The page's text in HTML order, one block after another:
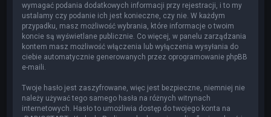
wymagać podania dodatkowych informacji przy rejestracji, i to my
ustalamy czy podanie ich jest konieczne, czy nie. W każdym
przypadku, masz możliwość wybrania, które informacje o twoim
koncie są wyświetlane publicznie. Co więcej, w panelu zarządzania
kontem masz możliwość włączenia lub wyłączenia wysyłania do
ciebie automatycznie generowanych przez oprogramowanie phpBB
e-maili.
Twoje hasło jest zaszyfrowane, więc jest bezpieczne, niemniej nie
należy używać tego samego hasła na różnych witrynach
internetowych. Hasło to umożliwia dostęp do twojego konta na